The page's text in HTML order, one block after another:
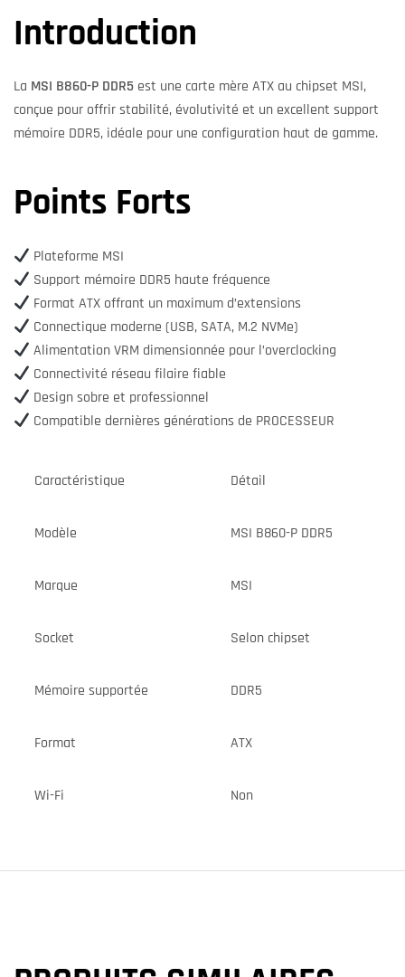
Introduction
La MSI B860-P DDR5 est une carte mère ATX au chipset MSI,
conçue pour offrir stabilité, évolutivité et un excellent support
mémoire DDR5, idéale pour une configuration haut de gamme.
Points Forts
Plateforme MSI
Support mémoire DDR5 haute fréquence
Format ATX offrant un maximum d’extensions
Connectique moderne (USB, SATA, M.2 NVMe)
Alimentation VRM dimensionnée pour l’overclocking
Connectivité réseau filaire fiable
Design sobre et professionnel
Compatible dernières générations de PROCESSEUR
Caractéristique Détail
Modèle MSI B860-P DDR5
Marque MSI
Socket Selon chipset
Mémoire supportée DDR5
Format ATX
Wi-Fi Non